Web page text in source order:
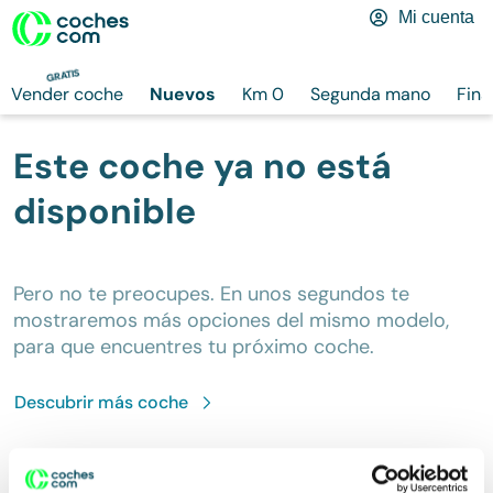
GRATIS
Vender coche Nuevos Km 0 Segunda mano
Mi cuenta
Este coche ya no está
disponible
Pero no te preocupes. En unos segundos te
mostraremos más opciones del mismo modelo,
para que encuentres tu próximo coche.
Descubrir máscoche